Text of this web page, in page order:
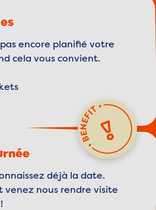
pas encore planifié votre
cela vous convient.
déjà la date.
venez nous rendre visite